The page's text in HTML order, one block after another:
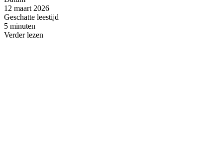
12 maart 2026
Geschatte leestijd
5 minuten
Verder lezen